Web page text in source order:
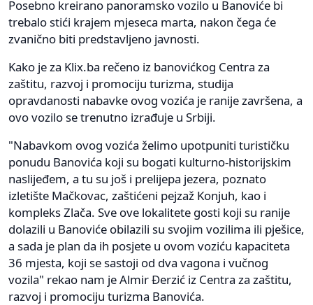
Posebno kreirano panoramsko vozilo u Banoviće bi
trebalo stići krajem mjeseca marta, nakon čega će
zvanično biti predstavljeno javnosti.
Kako je za Klix.ba rečeno iz banovićkog Centra za
zaštitu, razvoj i promociju turizma, studija
opravdanosti nabavke ovog vozića je ranije završena, a
ovo vozilo se trenutno izrađuje u Srbiji.
"Nabavkom ovog vozića želimo upotpuniti turističku
ponudu Banovića koji su bogati kulturno-historijskim
naslijeđem, a tu su još i prelijepa jezera, poznato
izletište Mačkovac, zaštićeni pejzaž Konjuh, kao i
kompleks Zlača. Sve ove lokalitete gosti koji su ranije
dolazili u Banoviće obilazili su svojim vozilima ili pješice,
a sada je plan da ih posjete u ovom voziću kapaciteta
36 mjesta, koji se sastoji od dva vagona i vučnog
vozila" rekao nam je Almir Đerzić iz Centra za zaštitu,
razvoj i promociju turizma Banovića.